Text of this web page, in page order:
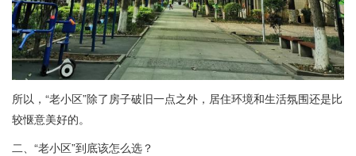
所以，“老小区”除了房子破旧一点之外，居住环境和生活氛围还是比
较惬意美好的。
二、“老小区”到底该怎么选？